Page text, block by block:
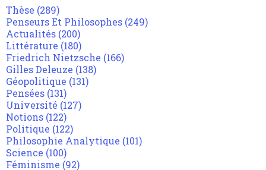
Thèse (289)
Penseurs Et Philosophes (249)
Actualités (200)
Littérature (180)
Friedrich Nietzsche (166)
Gilles Deleuze (138)
Géopolitique (131)
Pensées (131)
Université (127)
Notions (122)
Politique (122)
Philosophie Analytique (101)
Science (100)
Féminisme (92)